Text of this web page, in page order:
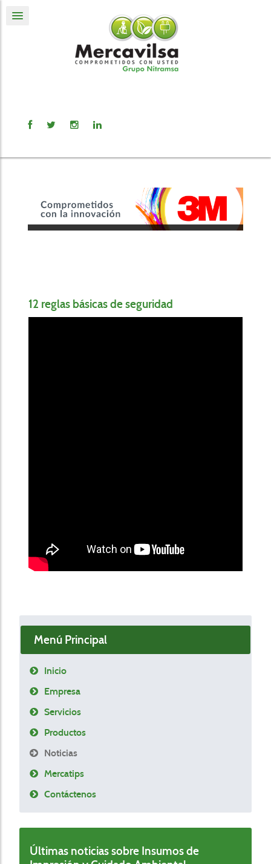
12 reglas básicas de seguridad
Menú Principal
Inicio
Empresa
Servicios
Productos
Noticias
Mercatips
Contáctenos
Últimas noticias sobre Insumos de